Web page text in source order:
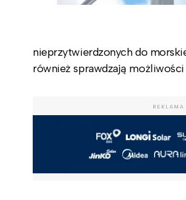
nieprzytwierdzonych do
również sprawdzają
REKLAMA